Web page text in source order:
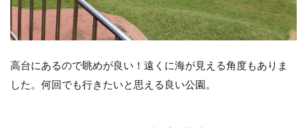
高台にあるので眺めが良い！遠くに海が見える角度もありま
した。何回でも行きたいと思える良い公園。